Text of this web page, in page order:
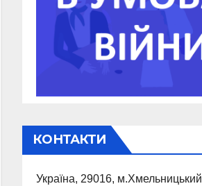
КОНТАКТИ
Україна, 29016, м.Хмельницький